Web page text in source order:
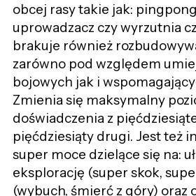
obcej rasy takie jak:
uprowadzacz czy wyrzutnia
brakuje również
zarówno pod względem
bojowych jak i
Zmienia się maksymalny
doświadczenia z
pięćdziesiąty drugi. Jest też
super moce dzielące się na:
eksplorację (super skok,
(wybuch, śmierć z góry) oraz